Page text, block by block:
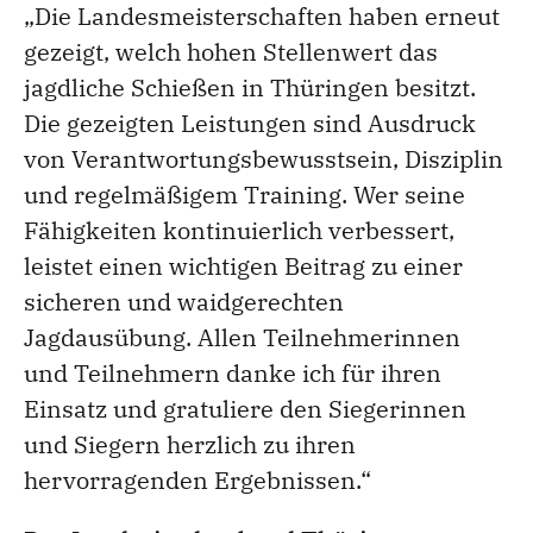
„Die Landesmeisterschaften haben erneut
gezeigt, welch hohen Stellenwert das
jagdliche Schießen in Thüringen besitzt.
Die gezeigten Leistungen sind Ausdruck
von Verantwortungsbewusstsein, Disziplin
und regelmäßigem Training. Wer seine
Fähigkeiten kontinuierlich verbessert,
leistet einen wichtigen Beitrag zu einer
sicheren und waidgerechten
Jagdausübung. Allen Teilnehmerinnen
und Teilnehmern danke ich für ihren
Einsatz und gratuliere den Siegerinnen
und Siegern herzlich zu ihren
hervorragenden Ergebnissen.“